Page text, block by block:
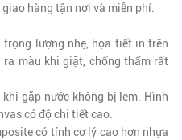
giao hàng tận nơi và miễn phí.
trọng lượng nhẹ, họa tiết in trên
ra màu khi giặt, chống thấm rất
gặp nước không bị lem. Hình
có độ chi tiết cao.
có tính cơ lý cao hơn nhựa